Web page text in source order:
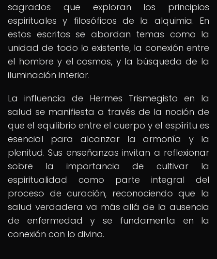
sagrados que exploran los principios
espirituales y filosóficos de la alquimia. En
estos escritos se abordan temas como la
unidad de todo lo existente, la conexión entre
el hombre y el cosmos, y la búsqueda de la
iluminación interior.
La influencia de Hermes Trismegisto en la
salud se manifiesta a través de la noción de
que el equilibrio entre el cuerpo y el espíritu es
esencial para alcanzar la armonía y la
plenitud. Sus enseñanzas invitan a reflexionar
sobre la importancia de cultivar la
espiritualidad como parte integral del
proceso de curación, reconociendo que la
salud verdadera va más allá de la ausencia
de enfermedad y se fundamenta en la
conexión con lo divino.